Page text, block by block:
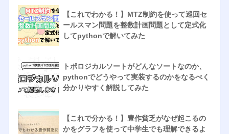
【これでわかる！】MTZ制約を使って巡回セ
ールスマン問題を整数計画問題として定式化
してpythonで解いてみた
トポロジカルソートがどんなソートなのか、
pythonでどうやって実装するのかをなるべく
分かりやすく解説してみた
【これで分かる！】豊作貧乏がなぜ起こるの
かをグラフを使って中学生でも理解できるよ